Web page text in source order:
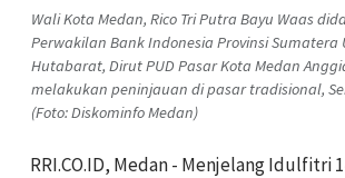
Wali Kota Medan, Rico Tri Putra Bayu Waas
Perwakilan Bank Indonesia Provinsi Sumatera
Hutabarat, Dirut PUD Pasar Kota Medan
melakukan peninjauan di pasar tradisional,
(Foto: Diskominfo Medan)
RRI.CO.ID, Medan - Menjelang Idulfitri